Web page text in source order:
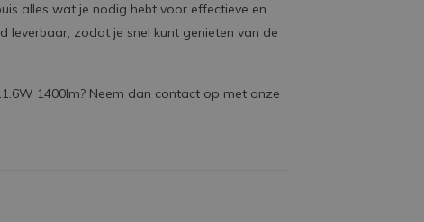
alles wat je nodig hebt voor effectieve en
leverbaar, zodat je snel kunt genieten van de
1400lm? Neem dan contact op met onze